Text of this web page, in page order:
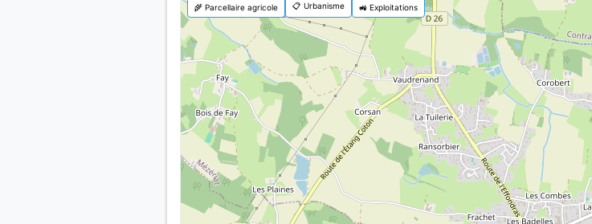
🌾 Parcellaire agricole 📋 Urbanisme 🚜 Exploitations